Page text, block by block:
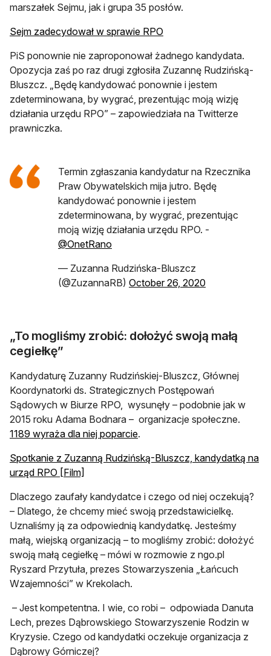
marszałek Sejmu, jak i grupa 35 posłów.
Sejm zadecydował w sprawie RPO
PiS ponownie nie zaproponował żadnego kandydata.
Opozycja zaś po raz drugi zgłosiła Zuzannę Rudzińską-
Bluszcz. „Będę kandydować ponownie i jestem
zdeterminowana, by wygrać, prezentując moją wizję
działania urzędu RPO” – zapowiedziała na Twitterze
prawniczka.
Termin zgłaszania kandydatur na Rzecznika
Praw Obywatelskich mija jutro. Będę
kandydować ponownie i jestem
zdeterminowana, by wygrać, prezentując
moją wizję działania urzędu RPO. -
@OnetRano
— Zuzanna Rudzińska-Bluszcz
(@ZuzannaRB) October 26, 2020
„To mogliśmy zrobić: dołożyć swoją małą
cegiełkę”
Kandydaturę Zuzanny Rudzińskiej-Bluszcz, Głównej
Koordynatorki ds. Strategicznych Postępowań
Sądowych w Biurze RPO, wysunęły – podobnie jak w
2015 roku Adama Bodnara – organizacje społeczne.
1189 wyraża dla niej poparcieotwiera się w nowej karcie
.
Spotkanie z Zuzanną Rudzińską-Bluszcz, kandydatką na
urząd RPO [Film]
Dlaczego zaufały kandydatce i czego od niej oczekują?
– Dlatego, że chcemy mieć swoją przedstawicielkę.
Uznaliśmy ją za odpowiednią kandydatkę. Jesteśmy
małą, wiejską organizacją – to mogliśmy zrobić: dołożyć
swoją małą cegiełkę – mówi w rozmowie z ngo.pl
Ryszard Przytuła, prezes Stowarzyszenia „Łańcuch
Wzajemności” w Krekolach.
– Jest kompetentna. I wie, co robi – odpowiada Danuta
Lech, prezes Dąbrowskiego Stowarzyszenie Rodzin w
Kryzysie. Czego od kandydatki oczekuje organizacja z
Dąbrowy Górniczej?